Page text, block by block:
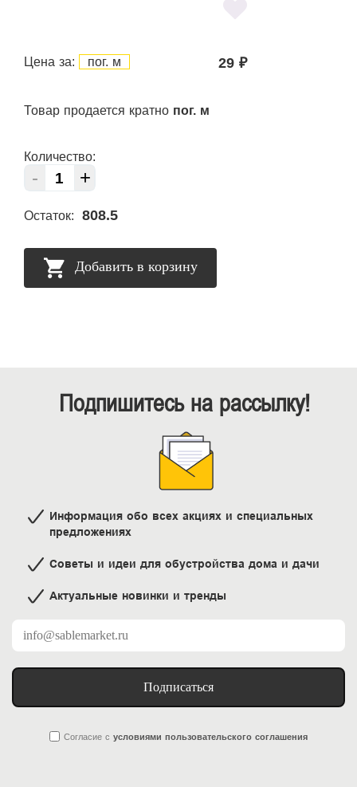
Цена за: пог. м 29 ₽
Товар продается кратно пог. м
Количество:
- +
Остаток: 808.5
Добавить в корзину
Подпишитесь на рассылку!
Информация обо всех акциях и специальных
предложениях
Советы и идеи для обустройства дома и дачи
Актуальные новинки и тренды
Подписаться
Согласие с условиями пользовательского соглашения